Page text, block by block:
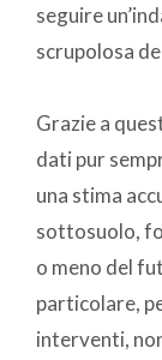
seguire
scrupolosa
Grazie a
dati pur
una stima
sottosuolo,
o meno del
particolare,
interventi,